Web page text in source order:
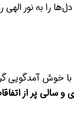
دل‌ها را به نور
با خوش آمدگویی
و سالی پر از